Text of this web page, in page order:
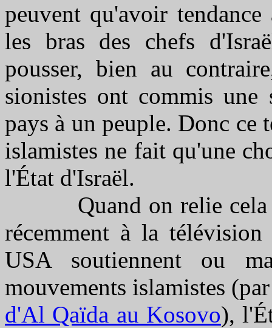
peuvent qu'avoir
les bras des chefs
pousser, bien au
sionistes ont commis
pays à un peuple. Donc ce
islamistes ne fait qu'une
l'État d'Israël.
Quand on relie cela
récemment à la
USA soutiennent ou
mouvements islamistes
d'Al Qaïda au Kosovo),